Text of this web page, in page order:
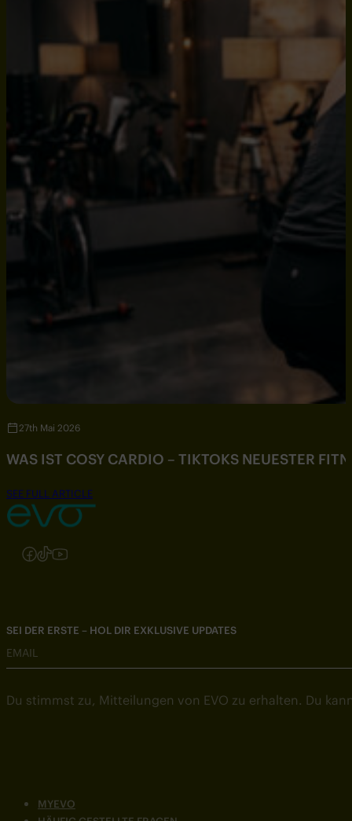
27th Mai 2026
WAS IST COSY CARDIO – TIKTOKS NEUESTER
SEE FULL ARTICLE
Folgen Sie uns auf Instagram
Folgen Sie uns auf Facebook
Folgen Sie uns auf TikTok
Folgen Sie uns auf YouTube
MYEVO
SEI DER ERSTE – HOL DIR EXKLUSIVE UPDATES
EMAIL
Du stimmst zu, Mitteilungen von EVO zu erhalten. Du